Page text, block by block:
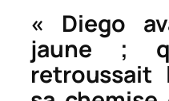
« Diego
jaune ;
retroussait